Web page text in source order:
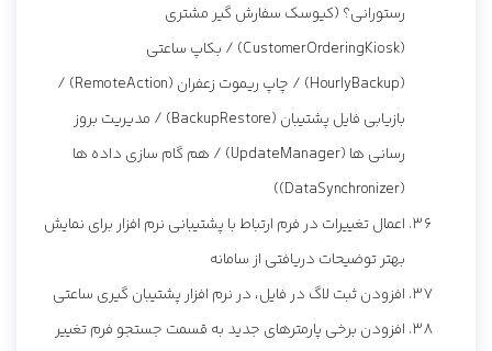
رستورانی؟ (کیوسک سفارش گیر مشتری
(CustomerOrderingKiosk) / بکاپ ساعتی
(HourlyBackup) / چاپ ریموت زعفران (RemoteAction) /
بازیابی فایل پشتیبان (BackupRestore) / مدیریت بروز
رسانی ها (UpdateManager) / هم گام سازی داده ها
(DataSynchronizer))
اعمال تغییرات در فرم ارتباط با پشتیبانی نرم افزار برای نمایش
بهتر توضیحات دریافتی از سامانه
افزودن ثبت لاگ در فایل، در نرم افزار پشتیبان گیری ساعتی
افزودن برخی پارمترهای جدید به قسمت جستجو فرم تغییر